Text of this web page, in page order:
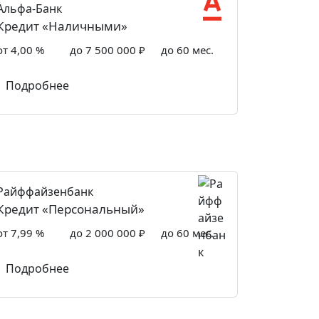
Банк
«Наличными»
4,00 % до 7 500 000 ₽ до 60 мес.
Подробнее
«Персональный»
7,99 % до 2 000 000 ₽ до 60 мес.
Подробнее